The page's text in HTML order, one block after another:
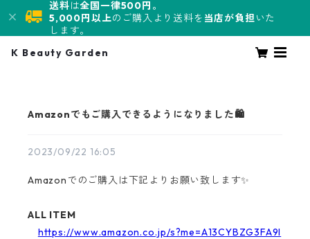
送料は全国一律500円。
5,000円以上のご購入より送料を 当店が負担いた
します。
K Beauty Garden
Amazonでもご購入できるようになりました🛍️
2023/09/22 16:05
Amazonでのご購入は下記よりお願い致します✨
ALL ITEM
https://www.amazon.co.jp/s?me=A13CYBZG3FA9I